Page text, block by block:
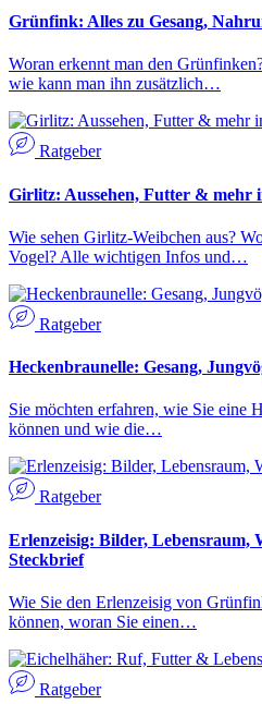
Grünfink: Alles zu Gesang,
Woran erkennt man den
wie kann man ihn zusätzlich…
Ratgeber
Girlitz: Aussehen, Futter & mehr
Wie sehen Girlitz-Weibchen aus?
Vogel? Alle wichtigen Infos und…
Ratgeber
Heckenbraunelle: Gesang,
Sie möchten erfahren, wie Sie eine
können und wie die…
Ratgeber
Erlenzeisig: Bilder, Lebensraum,
Steckbrief
Wie Sie den Erlenzeisig von
können, woran Sie einen…
Ratgeber